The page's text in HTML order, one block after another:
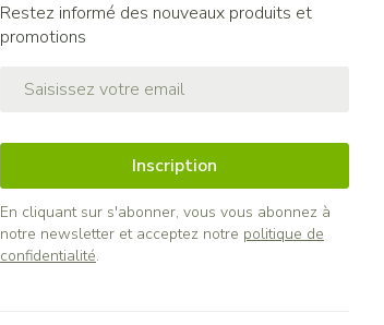
Restez informé des nouveaux produits et
promotions
Inscription
En cliquant sur s'abonner, vous vous abonnez à
notre newsletter et acceptez notre politique de
confidentialité.